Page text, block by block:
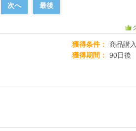
次へ 最後
獲得条件
商品購
獲得期間
90日後